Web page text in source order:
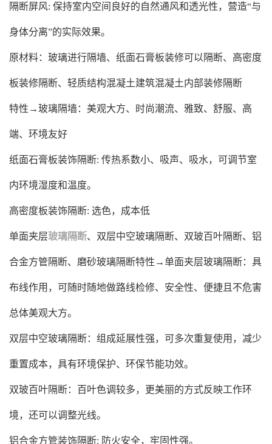
隔断屏风: 保持室内空间良好的自然通风和透光性，营造“与
身体分离”的实际效果。
原材料：玻璃进行隔墙、纸面石膏板装修可以隔断、高密度
板装修隔断、轻质结构混凝土建筑混凝土内部装修隔断
特性→玻璃隔墙：美观大方、时尚潮流、雅致、舒服、高
端、环境友好
纸面石膏板装饰隔断: 传热系数小、吸声、吸水，可调节室
内环境湿度和温度。
高密度板装饰隔断: 选色，成本低
单面夹层玻璃隔断、双层中空玻璃隔断、双玻百叶隔断、铝
合金方管隔断、磨砂玻璃隔断特性→单面夹层玻璃隔断：具
布线作用，可随时随地做路线检修、安全性、便捷且不危害
总体美观大方。
双层中空玻璃隔断：组成延展性强，可多次重复使用，减少
重置成本，具有环境保护、环保节能功效。
双玻百叶隔断：百叶色调较多，更美丽的方式反映工作环
境，还可以调整光线。
铝合金方管装饰隔断: 防火安全，牢固性强。